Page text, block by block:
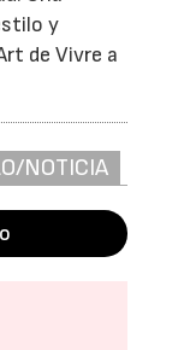
y
de Vivre a
NOTICIA